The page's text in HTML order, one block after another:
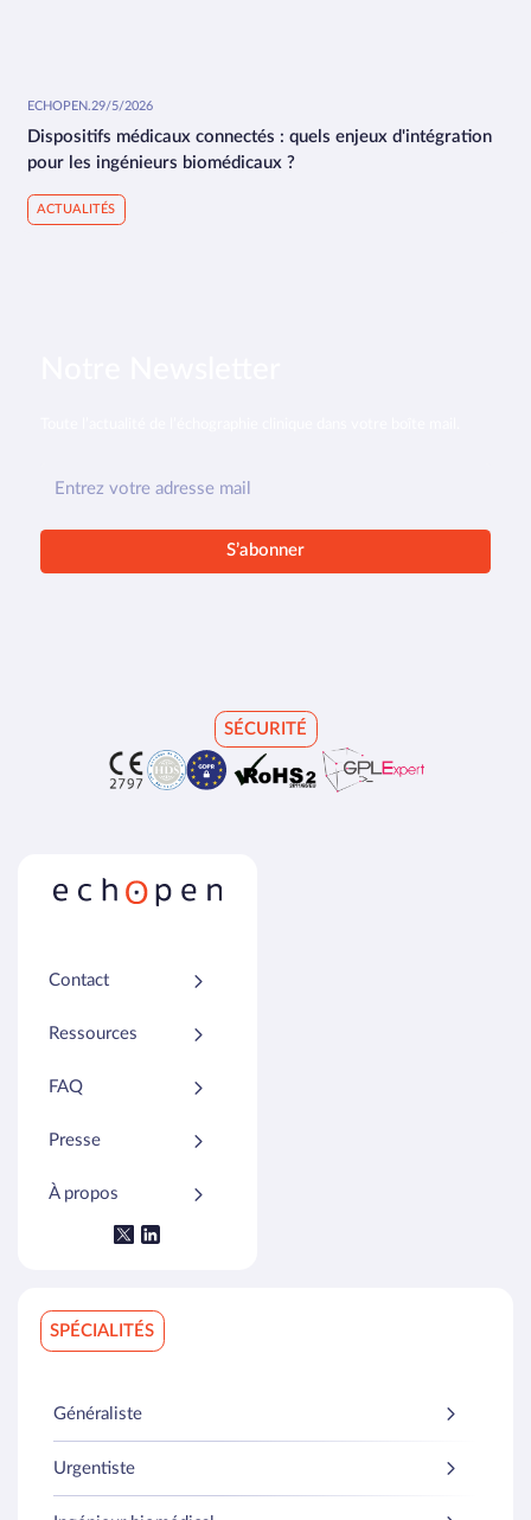
ECHOPEN.29/5/2026
Dispositifs médicaux connectés : quels enjeux d'intégration
pour les ingénieurs biomédicaux ?
ACTUALITÉS
SÉCURITÉ
Contact
Ressources
FAQ
Presse
À propos
SPÉCIALITÉS
Généraliste
Urgentiste